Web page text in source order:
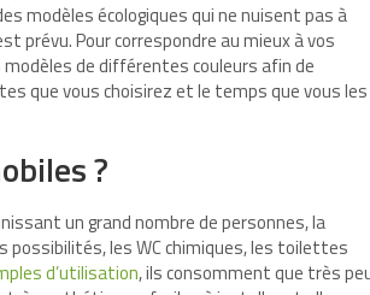
modèles écologiques qui ne nuisent pas à
prévu. Pour correspondre au mieux à vos
de différentes couleurs afin de
que vous choisirez et le temps que vous les
?
un grand nombre de personnes, la
les WC chimiques, les toilettes
d’utilisation, ils consomment que très